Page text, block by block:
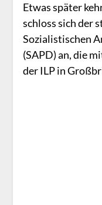
Etwas später
schloss sich der
Sozialistischen
(SAPD) an, die
der ILP in